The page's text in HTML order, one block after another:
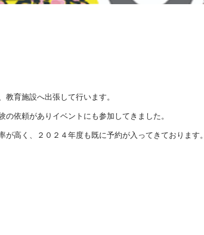
育施設へ出張して行います。
依頼がありイベントにも参加してきました。
高く、２０２４年度も既に予約が入ってきております。